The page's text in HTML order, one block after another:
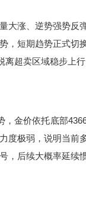
涨、逆势强势反
，短期趋势正式切
超卖区域稳步上
金价依托底部
度极弱，说明当前
，后续大概率延续